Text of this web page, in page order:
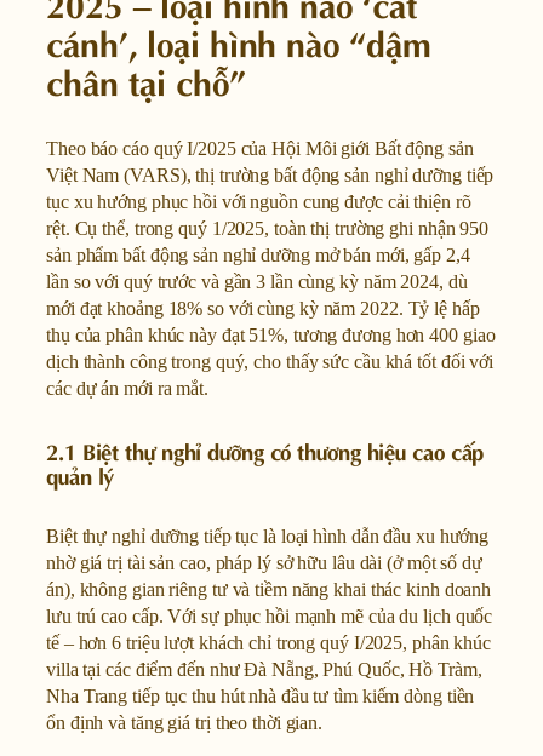
cánh’, loại hình nào “dậm
chân tại chỗ”
Theo báo cáo quý I/2025 của Hội Môi giới Bất động sản
Việt Nam (VARS), thị trường bất động sản nghỉ dưỡng tiếp
tục xu hướng phục hồi với nguồn cung được cải thiện rõ
rệt. Cụ thể, trong quý 1/2025, toàn thị trường ghi nhận 950
sản phẩm bất động sản nghỉ dưỡng mở bán mới, gấp 2,4
lần so với quý trước và gần 3 lần cùng kỳ năm 2024, dù
mới đạt khoảng 18% so với cùng kỳ năm 2022. Tỷ lệ hấp
thụ của phân khúc này đạt 51%, tương đương hơn 400 giao
dịch thành công trong quý, cho thấy sức cầu khá tốt đối với
các dự án mới ra mắt.
2.1 Biệt thự nghỉ dưỡng có thương hiệu cao cấp
quản lý
Biệt thự nghỉ dưỡng tiếp tục là loại hình dẫn đầu xu hướng
nhờ giá trị tài sản cao, pháp lý sở hữu lâu dài (ở một số dự
án), không gian riêng tư và tiềm năng khai thác kinh doanh
lưu trú cao cấp. Với sự phục hồi mạnh mẽ của du lịch quốc
tế – hơn 6 triệu lượt khách chỉ trong quý I/2025, phân khúc
villa tại các điểm đến như Đà Nẵng, Phú Quốc, Hồ Tràm,
Nha Trang tiếp tục thu hút nhà đầu tư tìm kiếm dòng tiền
ổn định và tăng giá trị theo thời gian.